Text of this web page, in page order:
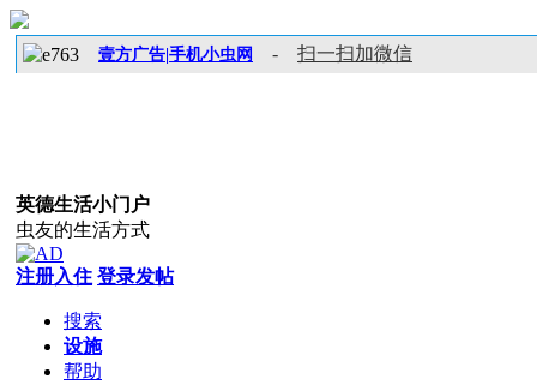
壹方广告|手机小虫网 - 扫一扫加微信
英德生活小门户
虫友的生活方式
注册入住 登录发帖
搜索
设施
帮助